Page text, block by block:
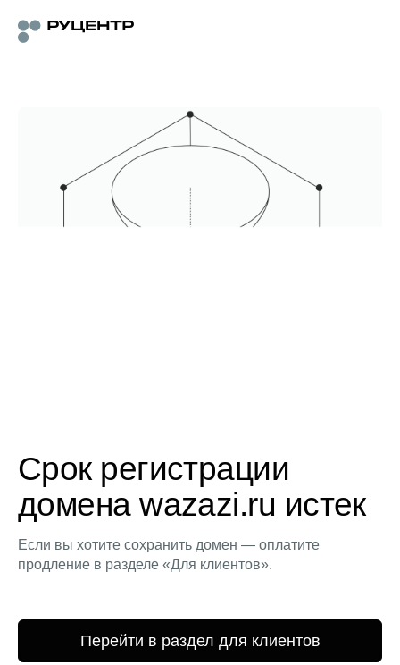
Срок регистрации
домена wazazi.ru истек
Если вы хотите сохранить домен — оплатите
продление в разделе «Для клиентов».
Перейти в раздел для клиентов